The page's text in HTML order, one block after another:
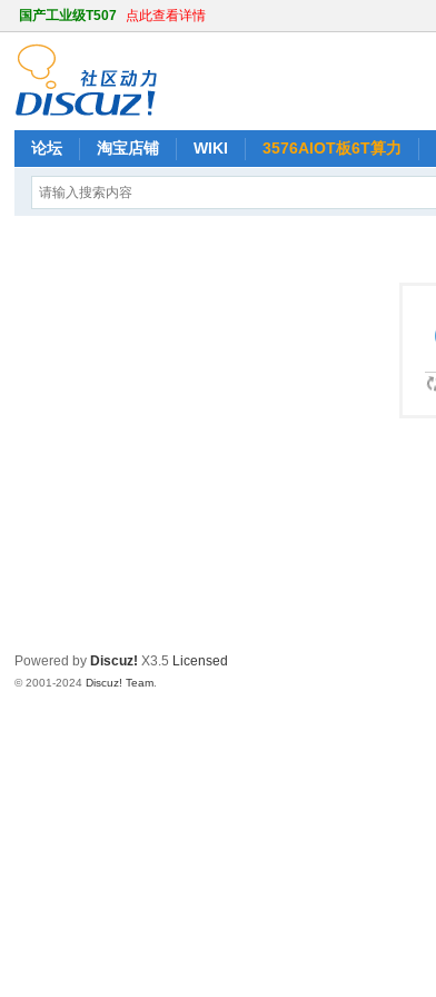
国产工业级T507 点此查看详情
论坛 淘宝店铺 WIKI 3576AIOT板6T算力
Powered by Discuz! X3.5 Licensed
© 2001-2024Discuz! Team